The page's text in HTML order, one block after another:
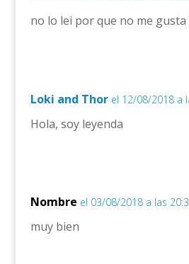
no lo lei por que no me gusta
Loki and Thor el 12/08/2018 a
Hola, soy leyenda
Nombre el 03/08/2018 a las
muy bien